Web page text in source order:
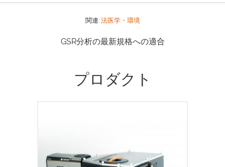
関連: 法医学・環境
GSR分析の最新規格への適合
プロダクト
物理・生命科学向けのインテリジェントな